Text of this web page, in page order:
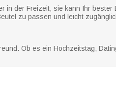
in der Freizeit, sie kann Ihr
zu passen und leicht
Ob es ein Hochzeitstag,